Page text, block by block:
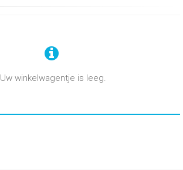
Uw winkelwagentje is leeg.